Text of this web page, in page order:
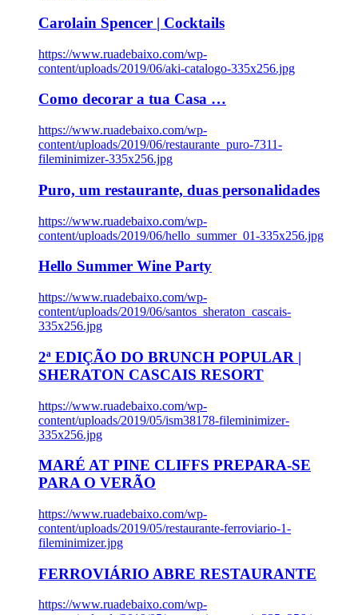
Carolain Spencer | Cocktails
https://www.ruadebaixo.com/wp-
content/uploads/2019/06/aki-catalogo-335x256.jpg
Como decorar a tua Casa …
https://www.ruadebaixo.com/wp-
content/uploads/2019/06/restaurante_puro-7311-
fileminimizer-335x256.jpg
Puro, um restaurante, duas personalidades
https://www.ruadebaixo.com/wp-
content/uploads/2019/06/hello_summer_01-335x256.jpg
Hello Summer Wine Party
https://www.ruadebaixo.com/wp-
content/uploads/2019/06/santos_sheraton_cascais-
335x256.jpg
2ª EDIÇÃO DO BRUNCH POPULAR |
SHERATON CASCAIS RESORT
https://www.ruadebaixo.com/wp-
content/uploads/2019/05/ism38178-fileminimizer-
335x256.jpg
MARÉ AT PINE CLIFFS PREPARA-SE
PARA O VERÃO
https://www.ruadebaixo.com/wp-
content/uploads/2019/05/restaurante-ferroviario-1-
fileminimizer.jpg
FERROVIÁRIO ABRE RESTAURANTE
https://www.ruadebaixo.com/wp-